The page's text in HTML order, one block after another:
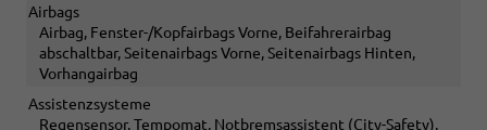
Airbags
Airbag, Fenster-/Kopfairbags Vorne, Beifahrerairbag
abschaltbar, Seitenairbags Vorne, Seitenairbags Hinten,
Vorhangairbag
Assistenzsysteme
Regensensor, Tempomat, Notbremsassistent (City-Safety),